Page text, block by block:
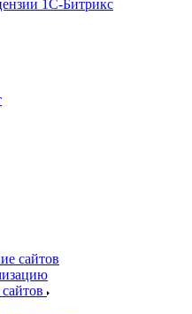
1С-Битрикс
сайтов